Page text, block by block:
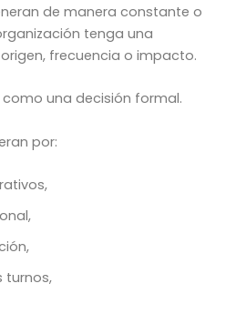
de manera constante o
tenga una
frecuencia o impacto.
una decisión formal.
por:
turnos,